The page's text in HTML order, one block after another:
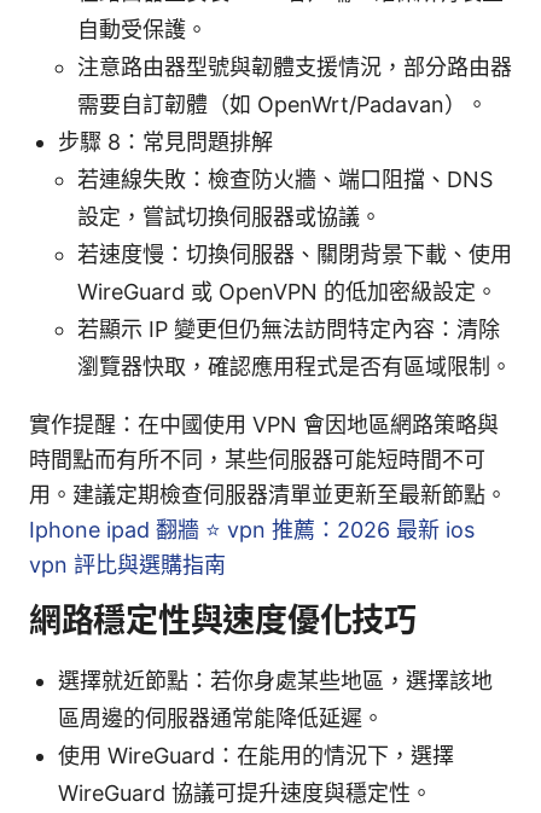
自動受保護。
注意路由器型號與韌體支援情況，部分路由器
需要自訂韌體（如 OpenWrt/Padavan）。
步驟 8：常見問題排解
若連線失敗：檢查防火牆、端口阻擋、DNS
設定，嘗試切換伺服器或協議。
若速度慢：切換伺服器、關閉背景下載、使用
WireGuard 或 OpenVPN 的低加密級設定。
若顯示 IP 變更但仍無法訪問特定內容：清除
瀏覽器快取，確認應用程式是否有區域限制。
實作提醒：在中國使用 VPN 會因地區網路策略與
時間點而有所不同，某些伺服器可能短時間不可
用。建議定期檢查伺服器清單並更新至最新節點。
Iphone ipad 翻牆 ⭐ vpn 推薦：2026 最新 ios
vpn 評比與選購指南
網路穩定性與速度優化技巧
選擇就近節點：若你身處某些地區，選擇該地
區周邊的伺服器通常能降低延遲。
使用 WireGuard：在能用的情況下，選擇
WireGuard 協議可提升速度與穩定性。